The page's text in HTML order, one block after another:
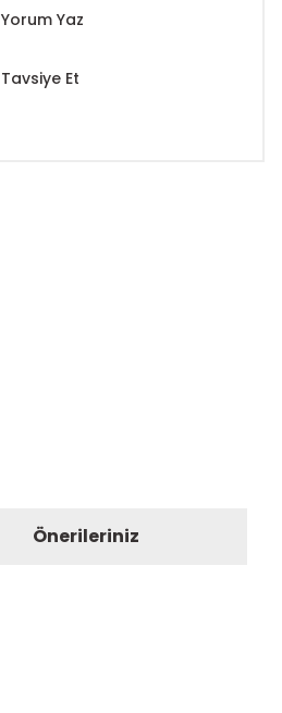
Yorum Yaz
Tavsiye Et
Önerileriniz